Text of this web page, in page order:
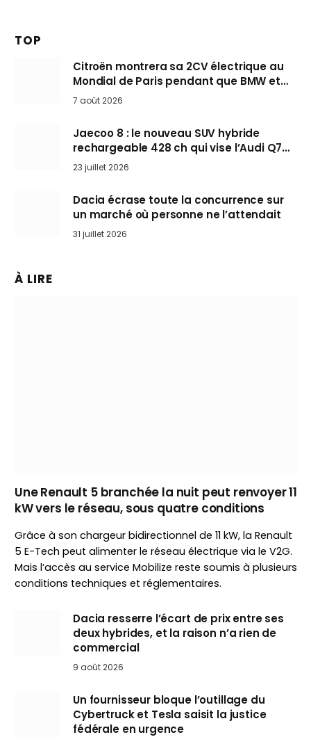
TOP
Citroën montrera sa 2CV électrique au
Mondial de Paris pendant que BMW et
Mini désertent le salon
7 août 2026
Jaecoo 8 : le nouveau SUV hybride
rechargeable 428 ch qui vise l’Audi Q7
arrive en Europe cet automne
23 juillet 2026
Dacia écrase toute la concurrence sur
un marché où personne ne l’attendait
31 juillet 2026
À LIRE
Une Renault 5 branchée la nuit peut renvoyer 11
kW vers le réseau, sous quatre conditions
Grâce à son chargeur bidirectionnel de 11 kW, la Renault
5 E-Tech peut alimenter le réseau électrique via le V2G.
Mais l’accès au service Mobilize reste soumis à plusieurs
conditions techniques et réglementaires.
Dacia resserre l’écart de prix entre ses
deux hybrides, et la raison n’a rien de
commercial
9 août 2026
Un fournisseur bloque l’outillage du
Cybertruck et Tesla saisit la justice
fédérale en urgence